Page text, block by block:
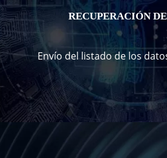
RECUPERACIÓN
Envío del listado de los